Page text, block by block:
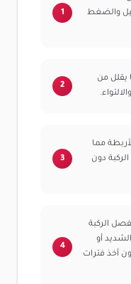
والضغط
يقلل من
مما
دون
الركبة
أو
أخذ فترات